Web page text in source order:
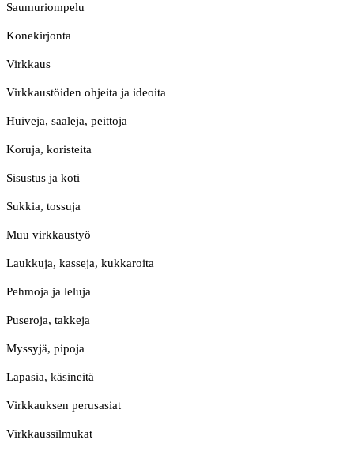
Saumuriompelu
Konekirjonta
Virkkaus
Virkkaustöiden ohjeita ja ideoita
Huiveja, saaleja, peittoja
Koruja, koristeita
Sisustus ja koti
Sukkia, tossuja
Muu virkkaustyö
Laukkuja, kasseja, kukkaroita
Pehmoja ja leluja
Puseroja, takkeja
Myssyjä, pipoja
Lapasia, käsineitä
Virkkauksen perusasiat
Virkkaussilmukat